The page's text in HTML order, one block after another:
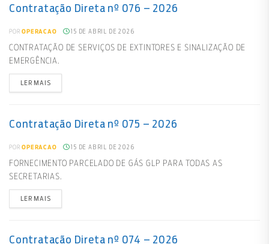
Contratação Direta nº 076 – 2026
POR OPERACAO 15 DE ABRIL DE 2026
CONTRATAÇÃO DE SERVIÇOS DE EXTINTORES E SINALIZAÇÃO DE
EMERGÊNCIA.
LER MAIS
Contratação Direta nº 075 – 2026
POR OPERACAO 15 DE ABRIL DE 2026
FORNECIMENTO PARCELADO DE GÁS GLP PARA TODAS AS
SECRETARIAS.
LER MAIS
Contratação Direta nº 074 – 2026